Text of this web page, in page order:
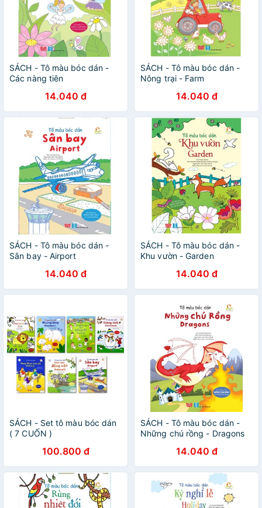
SÁCH - Tô màu bóc dán -
Các nàng tiên
14.040 đ
SÁCH - Tô màu bóc dán -
Nông trại - Farm
14.040 đ
SÁCH - Tô màu bóc dán -
Sân bay - Airport
14.040 đ
SÁCH - Tô màu bóc dán -
Khu vườn - Garden
14.040 đ
SÁCH - Set tô màu bóc dán
( 7 CUỐN )
100.800 đ
SÁCH - Tô màu bóc dán -
Những chú rồng - Dragons
14.040 đ